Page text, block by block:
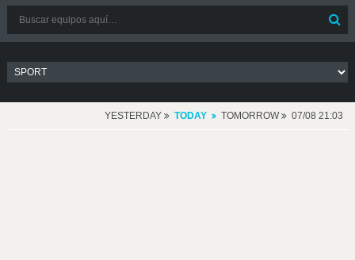
YESTERDAY TODAY TOMORROW 07/08 21:03